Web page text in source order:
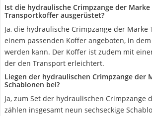
Ist die hydraulische Crimpzange der
Transportkoffer ausgerüstet?
Ja, die hydraulische Crimpzange der Marke
einem passenden Koffer angeboten, in
werden kann. Der Koffer ist zudem mit
der den Transport erleichtert.
Liegen der hydraulischen Crimpzange der
Schablonen bei?
Ja, zum Set der hydraulischen Crimpzange
zählen insgesamt neun sechseckige